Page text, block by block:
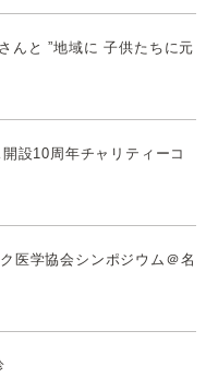
んと ”地域に 子供たちに元
設10周年チャリティーコ
医学協会シンポジウム＠名